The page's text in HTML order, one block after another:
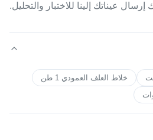
عيناتك إلينا للاختبار والتحليل.
خلاط العلف العمودي 1 طن